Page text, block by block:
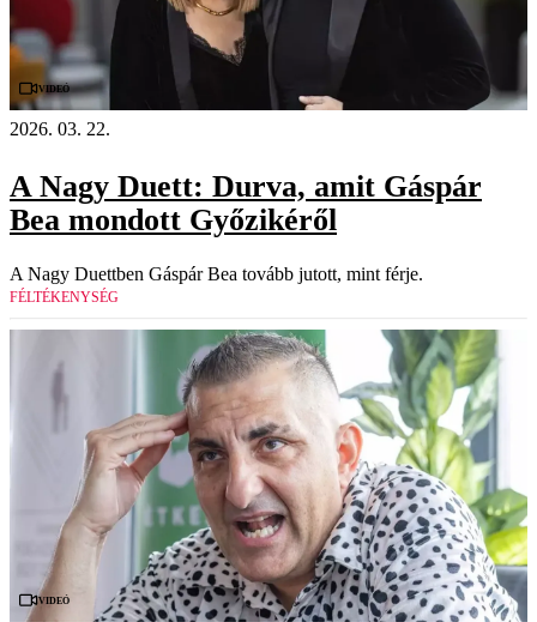
Videó
2026. 03. 22.
A Nagy Duett: Durva, amit Gáspár
Bea mondott Győzikéről
A Nagy Duettben Gáspár Bea tovább jutott, mint férje.
FÉLTÉKENYSÉG
Videó